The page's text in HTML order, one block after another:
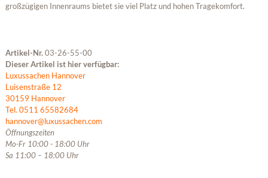
großzügigen Innenraums bietet sie viel Platz und hohen Tragekomfort.
Artikel-Nr.03-26-55-00
Dieser Artikel ist hier verfügbar:
Luxussachen Hannover
Luisenstraße 12
30159 Hannover
Tel. 0511 65582684
hannover@luxussachen.com
Öffnungszeiten
Mo-Fr 10:00 - 18:00 Uhr
Sa 11:00 – 18:00 Uhr